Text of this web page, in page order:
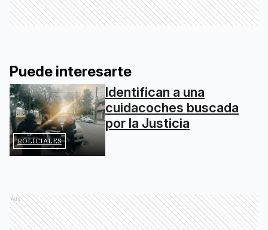
Puede interesarte
POLICIALES
Identifican a una
cuidacoches buscada
por la Justicia
Ads